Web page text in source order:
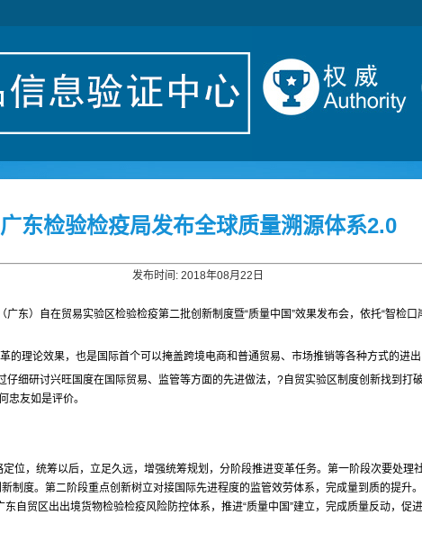
广东检验检疫局发布全球质量溯源体系2.0
发布时间: 2018年08月22日
东）自在贸易实验区检验检疫第二批创新制度暨“质量中国”效果发布会，依托“智
的理论效果，也是国际首个可以掩盖跨境电商和普通贸易、市场推销等各种方式的进出
细研讨兴旺国度在国际贸易、监管等方面的先进做法，?自贸实验区制度创新找到打
忠友如是评价。
位，统筹以后，立足久远，增强统筹规划，分阶段推进变革任务。第一阶段次要处
制度。第二阶段重点创新树立对接国际先进程度的监管效劳体系，完成量到质的提升
自贸区出出境货物检验检疫风险防控体系，推进“质量中国”建立，完成质量反动，促